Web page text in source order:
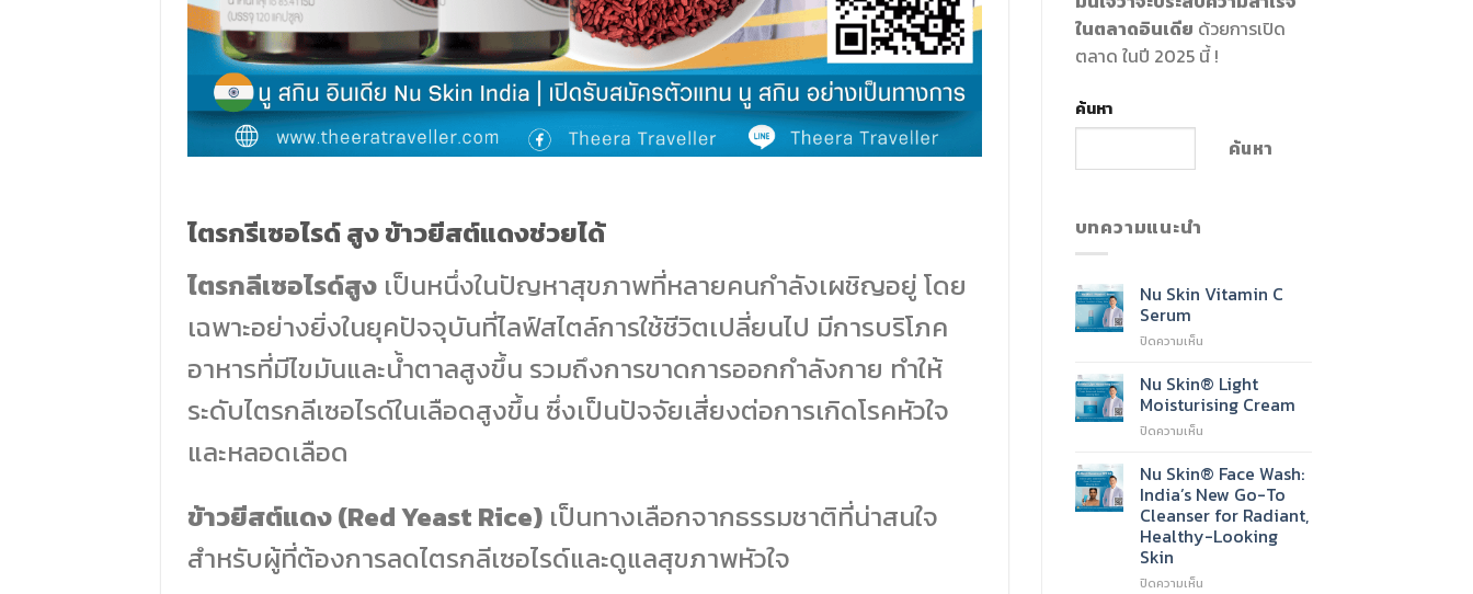
ไตรกรีเซอไรด์ สูง ข้าวยีสต์แดงช่วยได้
ไตรกลีเซอไรด์สูง เป็นหนึ่งในปัญหาสุขภาพที่หลายคนกำลังเผชิญอยู่ โดย
เฉพาะอย่างยิ่งในยุคปัจจุบันที่ไลฟ์สไตล์การใช้ชีวิตเปลี่ยนไป มีการบริโภค
อาหารที่มีไขมันและน้ำตาลสูงขึ้น รวมถึงการขาดการออกกำลังกาย ทำให้
ระดับไตรกลีเซอไรด์ในเลือดสูงขึ้น ซึ่งเป็นปัจจัยเสี่ยงต่อการเกิดโรคหัวใจ
และหลอดเลือด
ข้าวยีสต์แดง (Red Yeast Rice) เป็นทางเลือกจากธรรมชาติที่น่าสนใจ
สำหรับผู้ที่ต้องการลดไตรกลีเซอไรด์และดูแลสุขภาพหัวใจ
ในตลาดอินเดีย ด้วยการเปิด
ตลาด ในปี 2025 นี้ !
ค้นหา
ค้นหา
บทความแนะนำ
Nu Skin Vitamin C
Serum
ปิดความเห็นบน
Skin
Vitamin
C
Serum
Nu Skin® Light
Moisturising Cream
ปิดความเห็นบน
Skin®
Light
Moisturising
Cream
Nu Skin® Face Wash:
India’s New Go-To
Cleanser for Radiant,
Healthy-Looking
Skin
ปิดความเห็นบน